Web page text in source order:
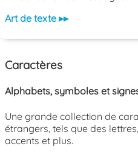
Art de texte ▸▸
Caractères
Alphabets, symboles et
Une grande collection de
étrangers, tels que des
accents et plus.